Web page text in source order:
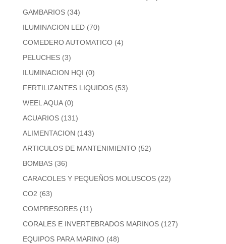
GAMBARIOS (34)
ILUMINACION LED (70)
COMEDERO AUTOMATICO (4)
PELUCHES (3)
ILUMINACION HQI (0)
FERTILIZANTES LIQUIDOS (53)
WEEL AQUA (0)
ACUARIOS (131)
ALIMENTACION (143)
ARTICULOS DE MANTENIMIENTO (52)
BOMBAS (36)
CARACOLES Y PEQUEÑOS MOLUSCOS (22)
CO2 (63)
COMPRESORES (11)
CORALES E INVERTEBRADOS MARINOS (127)
EQUIPOS PARA MARINO (48)